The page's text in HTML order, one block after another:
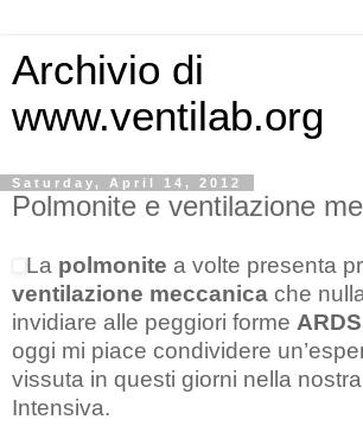
Archivio di
www.ventilab.org
Saturday, April 14, 2012
Polmonite e ventilazione
La polmonite a volte presenta
ventilazione meccanica che
invidiare alle peggiori forme ARDS
oggi mi piace condividere
vissuta in questi giorni nella
Intensiva.